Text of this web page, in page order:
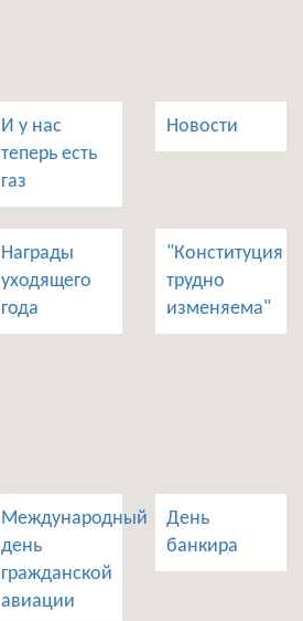
И у нас
теперь есть
газ
Новости
Награды
уходящего
года
"Конституция
трудно
изменяема"
Международный
день
гражданской
авиации
День
банкира